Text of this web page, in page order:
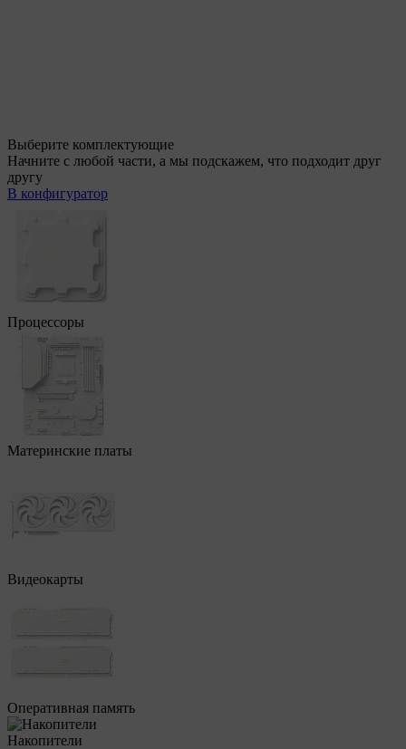
Выберите комплектующие
Начните с любой части, а мы подскажем, что подходит друг
другу
В конфигуратор
Процессоры
Материнские платы
Видеокарты
Оперативная память
Накопители